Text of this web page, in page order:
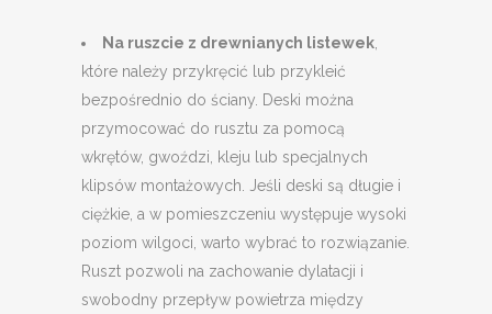
Na ruszcie z drewnianych listewek
które należy przykręcić lub przykleić
bezpośrednio do ściany. Deski można
przymocować do rusztu za pomocą
wkrętów, gwoździ, kleju lub specjalnych
klipsów montażowych. Jeśli deski są długie i
ciężkie, a w pomieszczeniu występuje wysoki
poziom wilgoci, warto wybrać to rozwiązanie.
Ruszt pozwoli na zachowanie dylatacji i
swobodny przepływ powietrza między